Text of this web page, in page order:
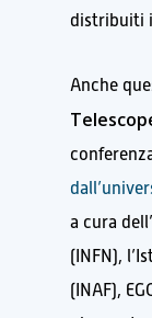
distribuiti
Anche
a cura
(INFN),
(INAF),